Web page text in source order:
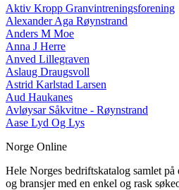
Aktiv Kropp Granvintreningsforening
Alexander Aga Røynstrand
Anders M Moe
Anna J Herre
Anved Lillegraven
Aslaug Draugsvoll
Astrid Karlstad Larsen
Aud Haukanes
Avløysar Såkvitne - Røynstrand
Aase Lyd Og Lys
Norge Online
Hele Norges bedriftskatalog samlet på
og bransjer med en enkel og rask